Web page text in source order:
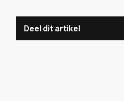
Deel dit artikel